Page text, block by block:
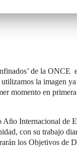
de la
la imagen
momento en
Internacional de
con su trabajo
los Objetivos de